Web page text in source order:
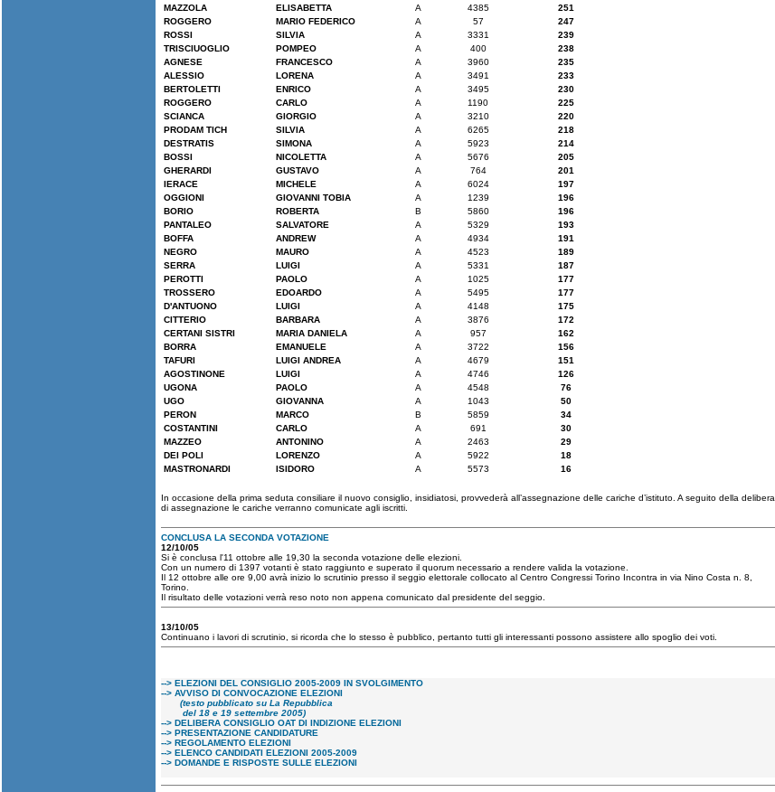
MAZZOLA
ELISABETTA A 4385
251
ROGGERO
MARIO FEDERICO A 57
247
ROSSI
SILVIA A 3331
239
TRISCIUOGLIO
POMPEO A 400
238
AGNESE
FRANCESCO A 3960
235
ALESSIO
LORENA A 3491
233
BERTOLETTI
ENRICO A 3495
230
ROGGERO
CARLO A 1190
225
SCIANCA
GIORGIO A 3210
220
PRODAM TICH
SILVIA A 6265
218
DESTRATIS
SIMONA A 5923
214
BOSSI
NICOLETTA A 5676
205
GHERARDI
GUSTAVO A 764
201
IERACE
MICHELE A 6024
197
OGGIONI
GIOVANNI TOBIA A 1239
196
BORIO
ROBERTA B 5860
196
PANTALEO
SALVATORE A 5329
193
BOFFA
ANDREW A 4934
191
NEGRO
MAURO A 4523
189
SERRA
LUIGI A 5331
187
PEROTTI
PAOLO A 1025
177
TROSSERO
EDOARDO A 5495
177
D'ANTUONO
LUIGI A 4148
175
CITTERIO
BARBARA A 3876
172
CERTANI SISTRI
MARIA DANIELA A 957
162
BORRA
EMANUELE A 3722
156
TAFURI
LUIGI ANDREA A 4679
151
AGOSTINONE
LUIGI A 4746
126
UGONA
PAOLO A 4548
76
UGO
GIOVANNA A 1043
50
PERON
MARCO B 5859
34
COSTANTINI
CARLO A 691
30
MAZZEO
ANTONINO A 2463
29
DEI POLI
LORENZO A 5922
18
MASTRONARDI
ISIDORO A 5573 16
In occasione della prima seduta consiliare il nuovo consiglio, insidiatosi, provvederà all’assegnazione delle cariche d’istituto. A seguito della delibera
di assegnazione le cariche verranno comunicate agli iscritti.
CONCLUSA LA SECONDA VOTAZIONE
12/10/05
Si è conclusa l'11 ottobre alle 19,30 la seconda votazione delle elezioni.
Con un numero di 1397 votanti è stato raggiunto e superato il quorum necessario a rendere valida la votazione.
Il 12 ottobre alle ore 9,00 avrà inizio lo scrutinio presso il seggio elettorale collocato al Centro Congressi Torino Incontra in via Nino Costa n. 8,
Torino.
Il risultato delle votazioni verrà reso noto non appena comunicato dal presidente del seggio.
13/10/05
Continuano i lavori di scrutinio, si ricorda che lo stesso è pubblico, pertanto tutti gli interessanti possono assistere allo spoglio dei voti.
--> ELEZIONI DEL CONSIGLIO 2005-2009 IN SVOLGIMENTO
--> AVVISO DI CONVOCAZIONE ELEZIONI
(testo pubblicato su La Repubblica
del 18 e 19 settembre 2005)
--> DELIBERA CONSIGLIO OAT DI INDIZIONE ELEZIONI
--> PRESENTAZIONE CANDIDATURE
--> REGOLAMENTO ELEZIONI
--> ELENCO CANDIDATI ELEZIONI 2005-2009
--> DOMANDE E RISPOSTE SULLE ELEZIONI